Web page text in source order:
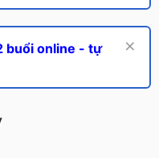
buổi online - tự